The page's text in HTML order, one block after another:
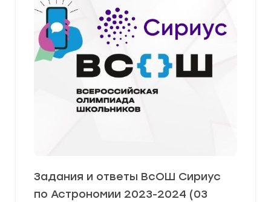
Задания и ответы ВсОШ Сириус
по Астрономии 2023-2024 (03